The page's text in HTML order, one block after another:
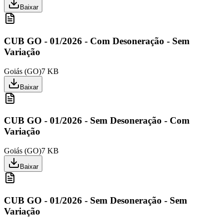
Baixar
CUB GO - 01/2026 - Com Desoneração - Sem
Variação
Goiás (GO)7 KB
Baixar
CUB GO - 01/2026 - Sem Desoneração - Com
Variação
Goiás (GO)7 KB
Baixar
CUB GO - 01/2026 - Sem Desoneração - Sem
Variação